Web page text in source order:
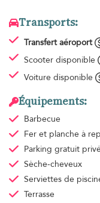
Transports:
Transfert aéroport
Scooter disponible
Voiture disponible
Équipements:
Barbecue
Fer et planche à
Parking gratuit
Sèche-cheveux
Serviettes de
Terrasse